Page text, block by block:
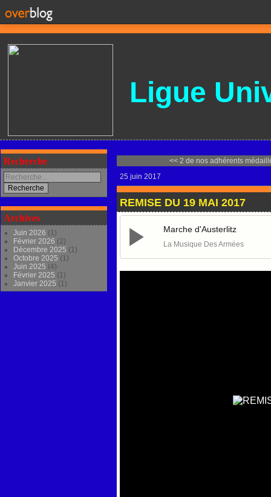
Ligue
Recherche
Archives
Juin 2026 (1)
Février 2026 (2)
Décembre 2025 (1)
Octobre 2025 (1)
Juin 2025 (4)
Février 2025 (1)
Janvier 2025 (1)
<< 2 de nos adhérents
25 juin 2017
REMISE DU 19 MAI 2017
Marche d'Austerlitz
La Musique Des Armées